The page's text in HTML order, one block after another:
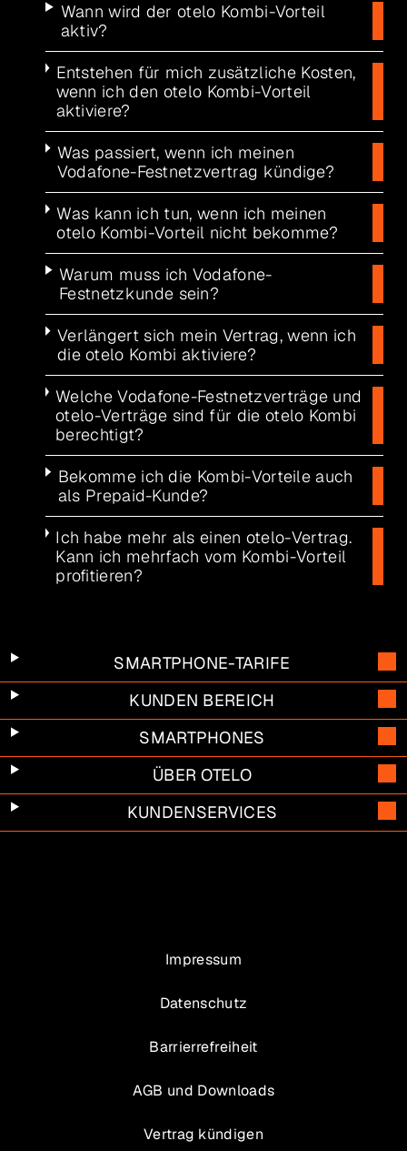
Wann wird der otelo Kombi-Vorteil
aktiv?
Entstehen für mich zusätzliche Kosten,
wenn ich den otelo Kombi-Vorteil
aktiviere?
Was passiert, wenn ich meinen
Vodafone-Festnetzvertrag kündige?
Was kann ich tun, wenn ich meinen
otelo Kombi-Vorteil nicht bekomme?
Warum muss ich Vodafone-
Festnetzkunde sein?
Verlängert sich mein Vertrag, wenn ich
die otelo Kombi aktiviere?
Welche Vodafone-Festnetzverträge und
otelo-Verträge sind für die otelo Kombi
berechtigt?
Bekomme ich die Kombi-Vorteile auch
als Prepaid-Kunde?
Ich habe mehr als einen otelo-Vertrag.
Kann ich mehrfach vom Kombi-Vorteil
profitieren?
SMARTPHONE-TARIFE
KUNDEN BEREICH
SMARTPHONES
ÜBER OTELO
KUNDENSERVICES
Impressum
Datenschutz
Barrierrefreiheit
AGB und Downloads
Vertrag kündigen